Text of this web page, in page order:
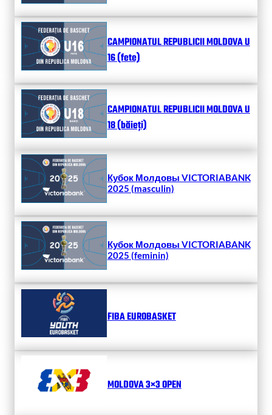
CAMPIONATUL REPUBLICII MOLDOVA U
16 (fete)
CAMPIONATUL REPUBLICII MOLDOVA U
18 (băieți)
Кубок Молдовы VICTORIABANK
2025 (masculin)
Кубок Молдовы VICTORIABANK
2025 (feminin)
FIBA EUROBASKET
MOLDOVA 3×3 OPEN